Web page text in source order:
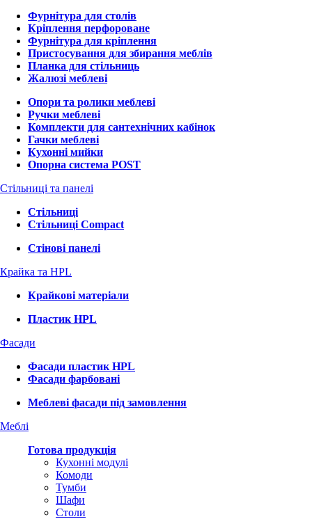
Фурнітура для столів
Кріплення перфороване
Фурнітура для кріплення
Пристосування для збирання меблів
Планка для стільниць
Жалюзі меблеві
Опори та ролики меблеві
Ручки меблеві
Комплекти для сантехнічних кабінок
Гачки меблеві
Кухонні мийки
Опорна система POST
Стільниці та панелі
Стільниці
Стільниці Compact
Стінові панелі
Крайка та HPL
Крайкові матеріали
Пластик HPL
Фасади
Фасади пластик HPL
Фасади фарбовані
Меблеві фасади під замовлення
Меблі
Готова продукція
Кухонні модулі
Комоди
Тумби
Шафи
Столи